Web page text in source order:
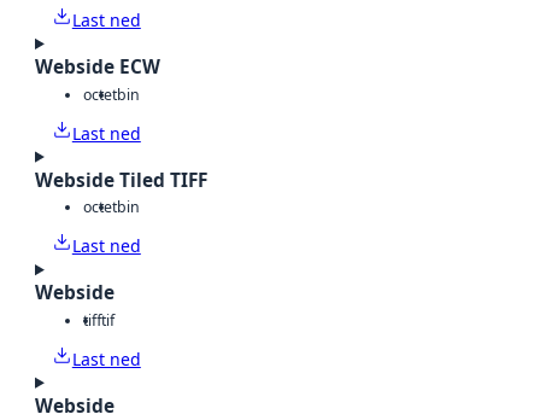
Last ned
Webside ECW
octetbin
Last ned
Webside Tiled TIFF
octetbin
Last ned
Webside
tifftif
Last ned
Webside